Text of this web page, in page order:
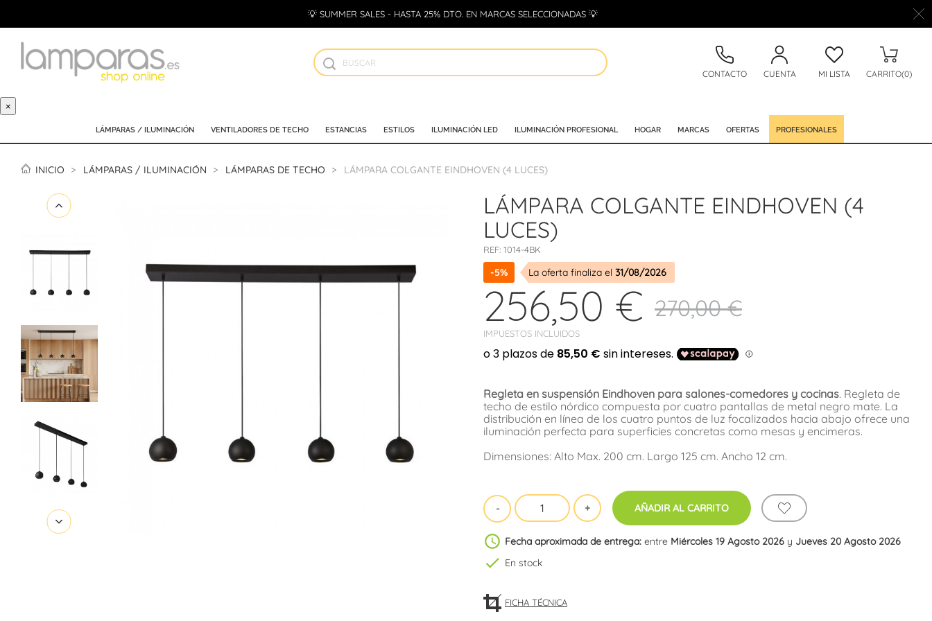
💡 SUMMER SALES - HASTA 25% DTO. EN MARCAS SELECCIONADAS 💡
CONTACTO CUENTA MI LISTA CARRITO(0)
×
LÁMPARAS / ILUMINACIÓN VENTILADORES DE TECHO ESTANCIAS ESTILOS ILUMINACIÓN LED ILUMINACIÓN PROFESIONAL HOGAR MARCAS OFERTAS PROFESIONALES
INICIO LÁMPARAS / ILUMINACIÓN LÁMPARAS DE TECHO LÁMPARA COLGANTE EINDHOVEN (4 LUCES)
LÁMPARA COLGANTE EINDHOVEN (4
LUCES)
REF: 1014-4BK
-5% La oferta finaliza el 31/08/2026
256,50 €
IMPUESTOS INCLUIDOS
270,00 €
Regleta en suspensión Eindhoven para salones-comedores y cocinas. Regleta de
techo de estilo nórdico compuesta por cuatro pantallas de metal negro mate. La
distribución en línea de los cuatro puntos de luz focalizados hacia abajo ofrece una
iluminación perfecta para superficies concretas como mesas y encimeras.
Dimensiones: Alto Max. 200 cm. Largo 125 cm. Ancho 12 cm.
AÑADIR AL CARRITO
schedule Fecha aproximada de entrega: entre Miércoles 19 Agosto 2026 y Jueves 20 Agosto 2026
check En stock
FICHA TÉCNICA